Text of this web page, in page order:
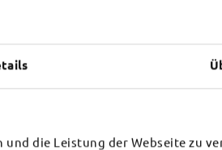
die Leistung der Webseite zu